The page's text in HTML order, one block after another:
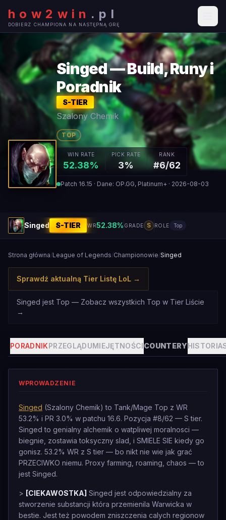
how2win . pl
DOBIERZ CHAMPIONA NA NASTĘPNĄ GRĘ
Singed — Build, Runy i
Poradnik
S-TIER
Szalony Chemik
TOP
WIN RATE
52.38%
PICK RATE
3%
RANK
#6/62
Patch 16.15 · Dane: OP.GG, Platinum+ · 2026-08-03
Singed S-TIER WR52.38% GRADE S ROLE Top
Strona główna/League of Legends/Championowie/Singed
Sprawdź aktualną Tier Listę LoL →
Singed jest Top — Zobacz wszystkich Top w Tier Liście
→
PORADNIKPRZEGLĄDUMIEJĘTNOŚCICOUNTERYHISTORIA
WPROWADZENIE
Singed (Szalony Chemik) to Tank/Mage Top z WR
53.2% i PR 3.0% w patchu 16.6. Pozycja #8/62 — S tier.
Singed to genialny alchemik o watpliwej moralnosci —
biegnie, zostawia toksyczny slad, i SMIELE SIE kiedy go
gonisz. 53.2% WR z S tier — bo nikt nie wie jak grać
PRZECIWKO niemu. Proxy farming, roaming, chaos — to
jest Singed.
> [CIEKAWOSTKA] Singed jest odpowiedzialny za
stworzenie substancji która przemienila Warwicka w
bestie. Jest też powodem zniszczenia calych regionow